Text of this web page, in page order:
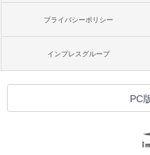
プライバシーポリシー
インプレスグループ
PC